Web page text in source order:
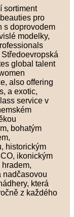
sortiment
pro
s doprovodem
modelky,
global talent
also offering
a exotic,
service v
bohatým
historickým
ikonickým
nadčasovou
která
z každého